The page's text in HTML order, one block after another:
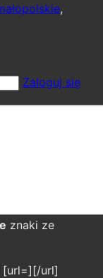
,
Zaloguj się
znaki ze
url]